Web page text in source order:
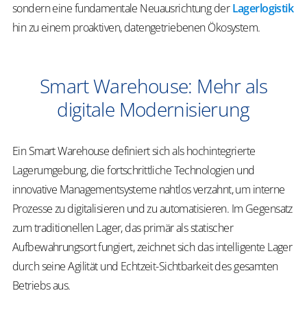
sondern eine fundamentale Neuausrichtung derLagerlogistik
hin zu einem proaktiven, datengetriebenen Ökosystem.
Smart Warehouse: Mehr als
digitale Modernisierung
Ein Smart Warehouse definiert sich als hochintegrierte
Lagerumgebung, die fortschrittliche Technologien und
innovative Managementsysteme nahtlos verzahnt, um interne
Prozesse zu digitalisieren und zu automatisieren. Im Gegensatz
zum traditionellen Lager, das primär als statischer
Aufbewahrungsort fungiert, zeichnet sich das intelligente Lager
durch seine Agilität und Echtzeit-Sichtbarkeit des gesamten
Betriebs aus.